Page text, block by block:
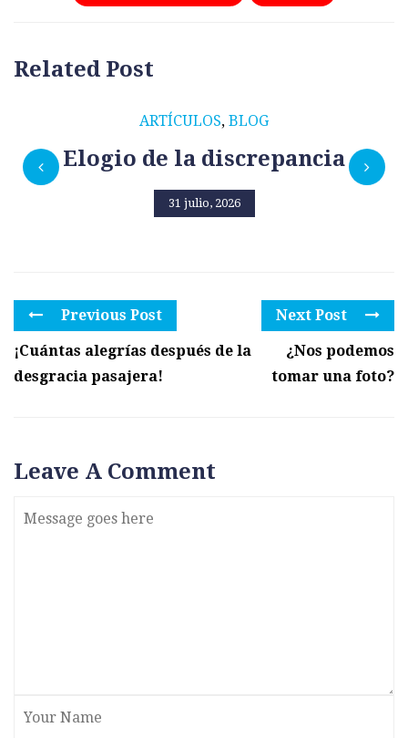
Related Post
ARTÍCULOS, BLOG
Elogio de la discrepancia
31 julio, 2026
Previous Post
¡Cuántas alegrías después de la
desgracia pasajera!
Next Post
¿Nos podemos
tomar una foto?
Leave A Comment